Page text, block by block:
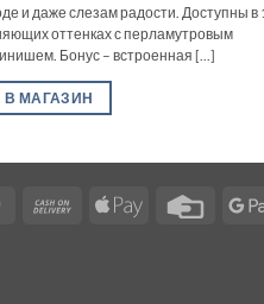
и даже слезам радости. Доступны в
оттенках с перламутровым
Бонус – встроенная [...]
В МАГАЗИН
MasterCardCash
Apple
Credit